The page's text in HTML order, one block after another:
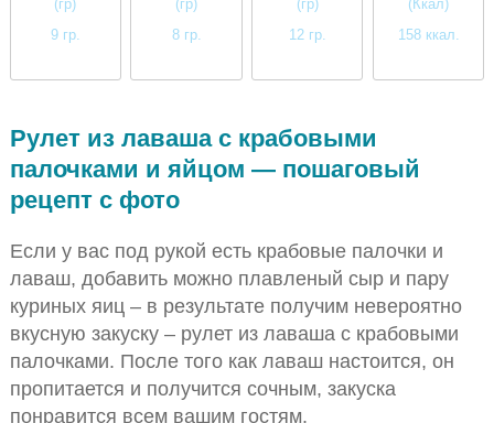
(гр)
9 гр.
(гр)
8 гр.
(гр)
12 гр.
(Ккал)
158 ккал.
Рулет из лаваша с крабовыми
палочками и яйцом — пошаговый
рецепт с фото
Если у вас под рукой есть крабовые палочки и
лаваш, добавить можно плавленый сыр и пару
куриных яиц – в результате получим невероятно
вкусную закуску – рулет из лаваша с крабовыми
палочками. После того как лаваш настоится, он
пропитается и получится сочным, закуска
понравится всем вашим гостям.